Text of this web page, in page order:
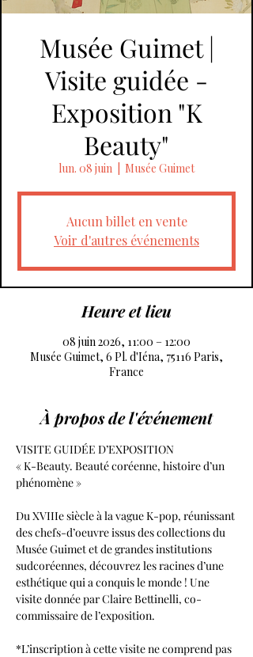
Musée Guimet |
Visite guidée -
Exposition "K
Beauty"
lun. 08 juin Musée Guimet
Aucun billet en vente
Voir d'autres événements
Heure et lieu
08 juin 2026, 11:00 – 12:00
Musée Guimet, 6 Pl. d'Iéna, 75116 Paris,
France
À propos de l'événement
VISITE GUIDÉE D’EXPOSITION
« K-Beauty. Beauté coréenne, histoire d’un
phénomène »
Du XVIIIe siècle à la vague K-pop, réunissant
des chefs-d’oeuvre issus des collections du
Musée Guimet et de grandes institutions
sudcoréennes, découvrez les racines d’une
esthétique qui a conquis le monde ! Une
visite donnée par Claire Bettinelli, co-
commissaire de l’exposition.
*L’inscription à cette visite ne comprend pas